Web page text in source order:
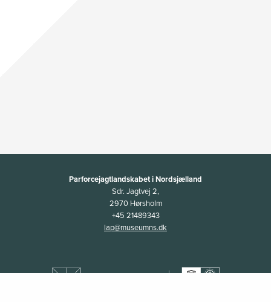
Parforcejagtlandskabet i Nordsjælland
Sdr. Jagtvej 2,
2970 Hørsholm
+45 21489343
lap@museumns.dk